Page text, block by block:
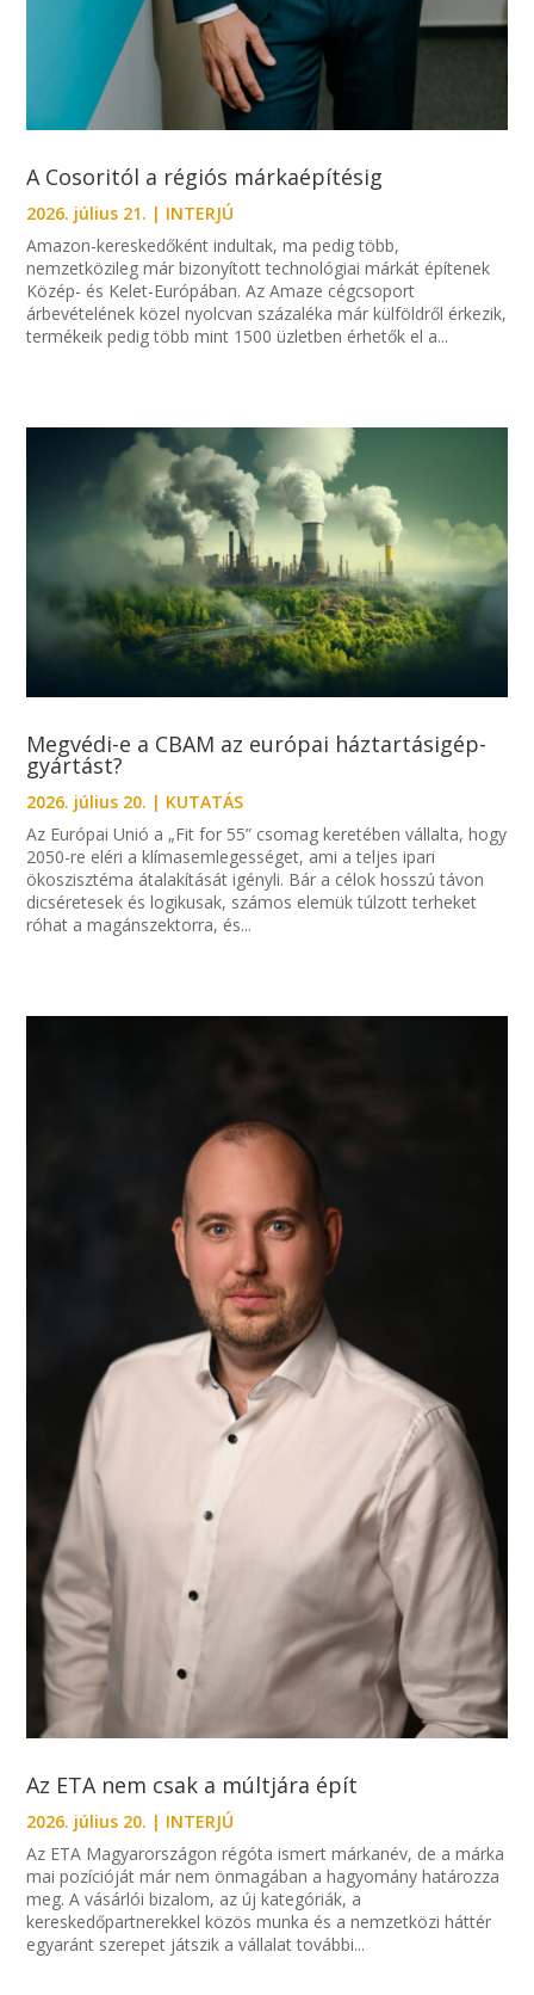
A Cosoritól a régiós márkaépítésig
2026. július 21. | INTERJÚ
Amazon-kereskedőként indultak, ma pedig több,
nemzetközileg már bizonyított technológiai márkát építenek
Közép- és Kelet-Európában. Az Amaze cégcsoport
árbevételének közel nyolcvan százaléka már külföldről érkezik,
termékeik pedig több mint 1500 üzletben érhetők el a...
Megvédi-e a CBAM az európai háztartásigép-
gyártást?
2026. július 20. | KUTATÁS
Az Európai Unió a „Fit for 55” csomag keretében vállalta, hogy
2050-re eléri a klímasemlegességet, ami a teljes ipari
ökoszisztéma átalakítását igényli. Bár a célok hosszú távon
dicséretesek és logikusak, számos elemük túlzott terheket
róhat a magánszektorra, és...
Az ETA nem csak a múltjára épít
2026. július 20. | INTERJÚ
Az ETA Magyarországon régóta ismert márkanév, de a márka
mai pozícióját már nem önmagában a hagyomány határozza
meg. A vásárlói bizalom, az új kategóriák, a
kereskedőpartnerekkel közös munka és a nemzetközi háttér
egyaránt szerepet játszik a vállalat további...